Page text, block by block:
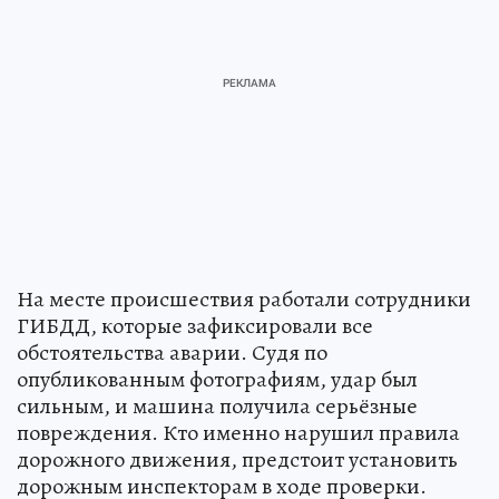
На месте происшествия работали сотрудники
ГИБДД, которые зафиксировали все
обстоятельства аварии. Судя по
опубликованным фотографиям, удар был
сильным, и машина получила серьёзные
повреждения. Кто именно нарушил правила
дорожного движения, предстоит установить
дорожным инспекторам в ходе проверки.